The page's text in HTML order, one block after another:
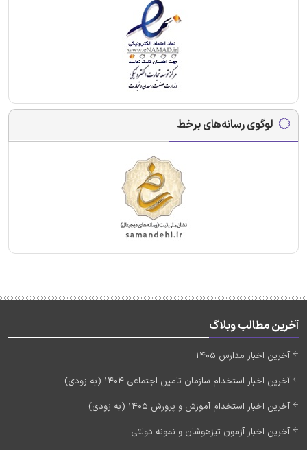
لوگوی رسانه‌های برخط
آخرین مطالب وبلاگ
آخرین اخبار مدارس 1405
آخرین اخبار استخدام سازمان تامین اجتماعی 1404 (به زودی)
آخرین اخبار استخدام آموزش و پرورش 1405 (به زودی)
آخرین اخبار آزمون تیزهوشان و نمونه دولتی